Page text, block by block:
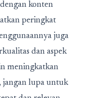
konten
peringkat
juga
dan aspek
meningkatkan
jangan lupa untuk